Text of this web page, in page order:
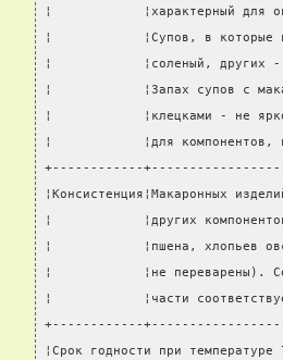
¦            ¦характерный для
¦            ¦Супов, в которые
¦            ¦соленый,
¦            ¦Запах супов с
¦            ¦клецками - не ярко
¦            ¦для
+------------
¦Консистенция¦Макаронных
¦            ¦других
¦            ¦пшена, хлопьев
¦            ¦не переварены).
¦            ¦части
+------------
¦Срок годности при